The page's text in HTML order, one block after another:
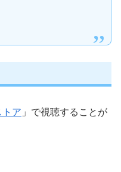
トア 」で視聴することが